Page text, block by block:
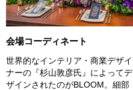
会場コーディネート
世界的なインテリア・商業デザイ
ナーの『杉山敦彦氏』によってデ
ザインされたのがBLOOM。細部